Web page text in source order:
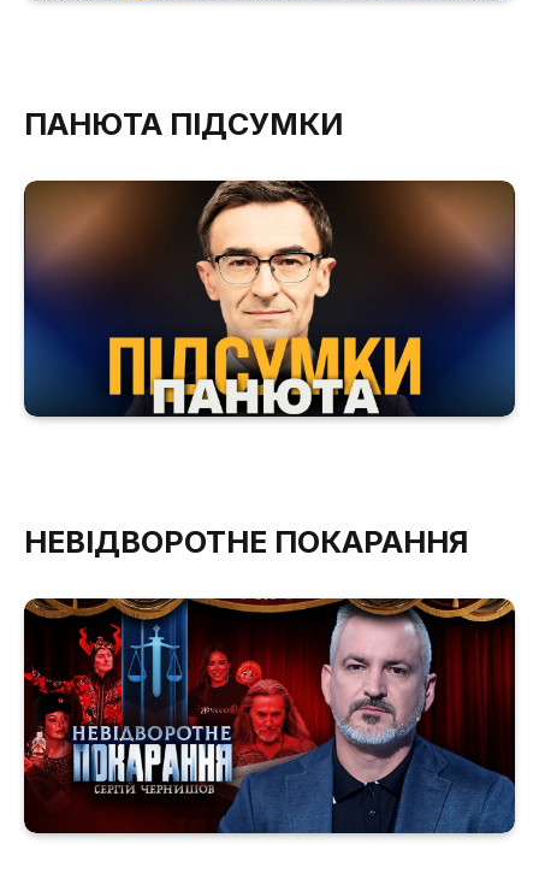
ПАНЮТА ПІДСУМКИ
НЕВІДВОРОТНЕ ПОКАРАННЯ